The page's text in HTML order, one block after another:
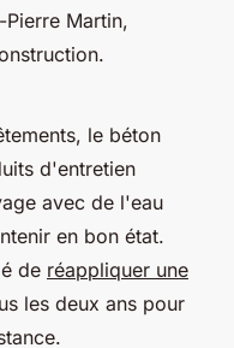
Martin,
le béton
d'entretien
avec de l'eau
en bon état.
de réappliquer une
les deux ans pour